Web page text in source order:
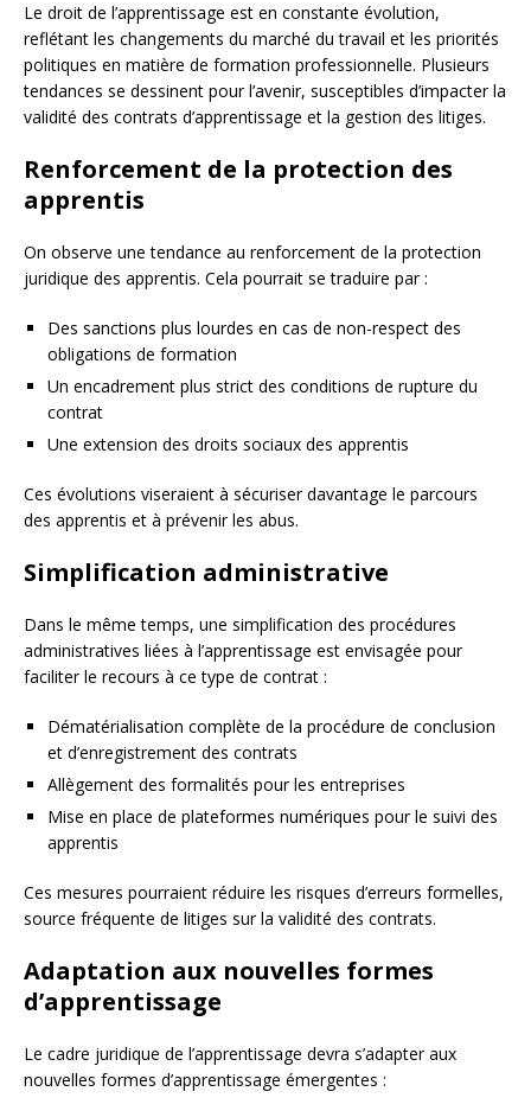
Le droit de l’apprentissage est en constante évolution,
reflétant les changements du marché du travail et les priorités
politiques en matière de formation professionnelle. Plusieurs
tendances se dessinent pour l’avenir, susceptibles d’impacter la
validité des contrats d’apprentissage et la gestion des litiges.
Renforcement de la protection des
apprentis
On observe une tendance au renforcement de la protection
juridique des apprentis. Cela pourrait se traduire par :
Des sanctions plus lourdes en cas de non-respect des
obligations de formation
Un encadrement plus strict des conditions de rupture du
contrat
Une extension des droits sociaux des apprentis
Ces évolutions viseraient à sécuriser davantage le parcours
des apprentis et à prévenir les abus.
Simplification administrative
Dans le même temps, une simplification des procédures
administratives liées à l’apprentissage est envisagée pour
faciliter le recours à ce type de contrat :
Dématérialisation complète de la procédure de conclusion
et d’enregistrement des contrats
Allègement des formalités pour les entreprises
Mise en place de plateformes numériques pour le suivi des
apprentis
Ces mesures pourraient réduire les risques d’erreurs formelles,
source fréquente de litiges sur la validité des contrats.
Adaptation aux nouvelles formes
d’apprentissage
Le cadre juridique de l’apprentissage devra s’adapter aux
nouvelles formes d’apprentissage émergentes :